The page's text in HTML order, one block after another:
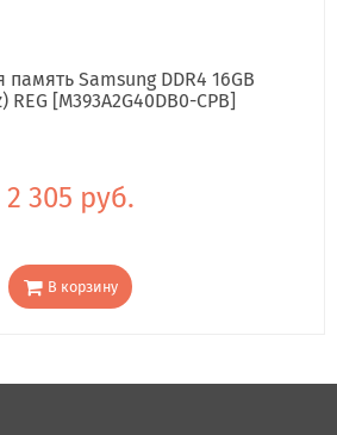
Samsung DDR4 16GB
REG [M393A2G40DB0-CPB]
2 305 руб.
В корзину